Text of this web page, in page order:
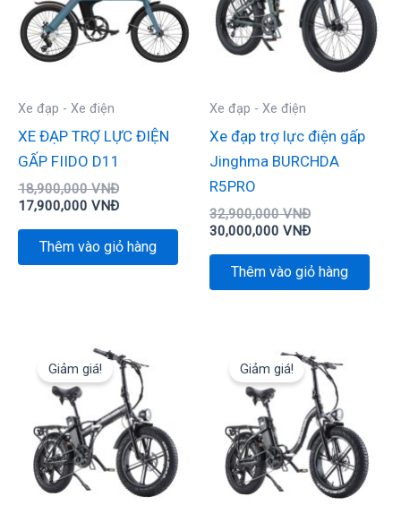
Xe đạp - Xe điện
XE ĐẠP TRỢ LỰC ĐIỆN
GẤP FIIDO D11
18,900,000VNĐ
17,900,000 VNĐ
Thêm vào giỏ hàng
Xe đạp - Xe điện
Xe đạp trợ lực điện gấp
Jinghma BURCHDA
R5PRO
32,900,000VNĐ
30,000,000 VNĐ
Thêm vào giỏ hàng
Giảm giá!
gốc
là:
24,800,000 VNĐ.
hiện
tại
là:
24,500,000 VNĐ.
Giảm giá!
gốc
là:
24,800,000
hiện
tại
là:
24,500,000